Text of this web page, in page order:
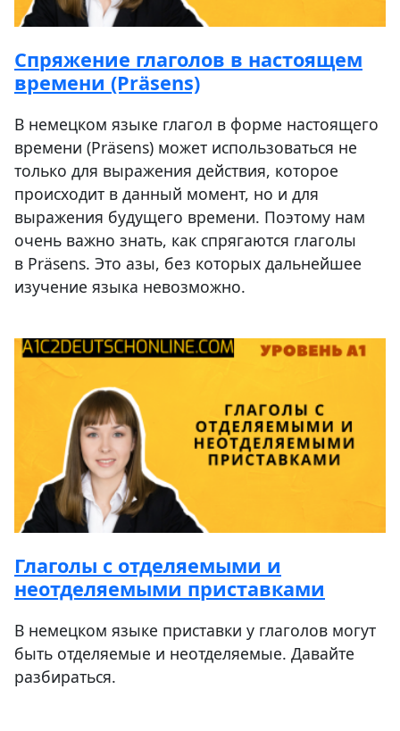
Спряжение глаголов в настоящем
времени (Präsens)
В немецком языке глагол в форме настоящего
времени (Präsens) может использоваться не
только для выражения действия, которое
происходит в данный момент, но и для
выражения будущего времени. Поэтому нам
очень важно знать, как спрягаются глаголы
в Präsens. Это азы, без которых дальнейшее
изучение языка невозможно.
Глаголы с отделяемыми и
неотделяемыми приставками
В немецком языке приставки у глаголов могут
быть отделяемые и неотделяемые. Давайте
разбираться.